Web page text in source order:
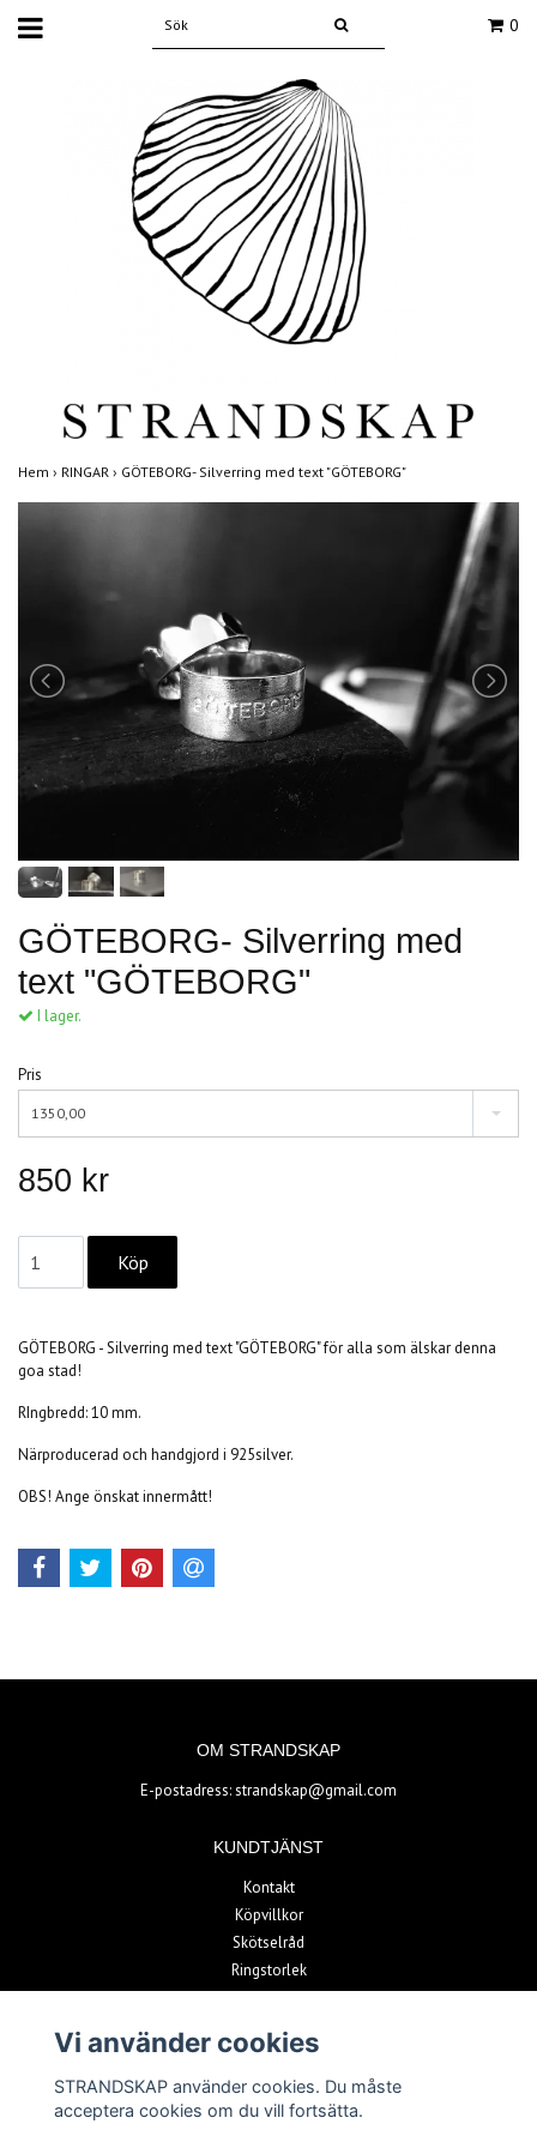
0
Hem › RINGAR › GÖTEBORG- Silverring med text "GÖTEBORG"
GÖTEBORG- Silverring med
text "GÖTEBORG"
I lager.
Pris
1350,00
850 kr
GÖTEBORG - Silverring med text "GÖTEBORG" för alla som älskar denna
goa stad!
RIngbredd: 10 mm.
Närproducerad och handgjord i 925silver.
OBS! Ange önskat innermått!
OM STRANDSKAP
E-postadress:strandskap@gmail.com
KUNDTJÄNST
Kontakt
Köpvillkor
Skötselråd
Ringstorlek
BETALSÄTT
Vi använder cookies
STRANDSKAP använder cookies. Du måste
acceptera cookies om du vill fortsätta.